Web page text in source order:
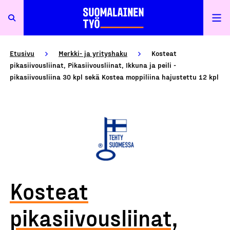
Etusivu Merkki- ja yrityshaku
Kosteat
pikasiivousliinat, Pikasiivousliinat, Ikkuna ja peili -
pikasiivousliina 30 kpl sekä Kostea moppiliina hajustettu 12 kpl
Kosteat
pikasiivousliinat,